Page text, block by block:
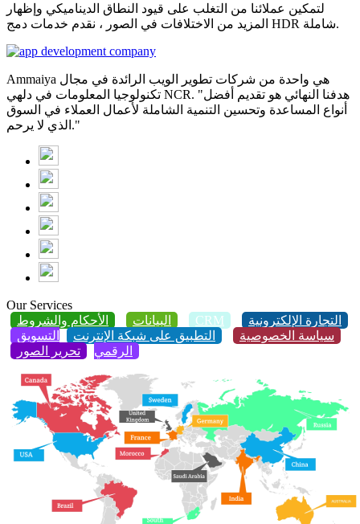
لتمكين عملائنا من التغلب على قيود النطاق الديناميكي وإظهار
المزيد من الاختلافات في الصور ، نقدم خدمات دمج HDR شاملة.
Ammaiya هي واحدة من شركات تطوير الويب الرائدة في مجال
تكنولوجيا المعلومات في دلهي NCR. "هدفنا النهائي هو تقديم أفضل
أنواع المساعدة وتحسين التنمية الشاملة لأعمال العملاء في السوق
الذي لا يرحم."
Our Services
البيانات
الأحكام والشروط CRM
التجارة الإلكترونية
سياسة الخصوصية
التطبيق على شبكة الإنترنت
التسويق
الرقمي
تحرير الصور